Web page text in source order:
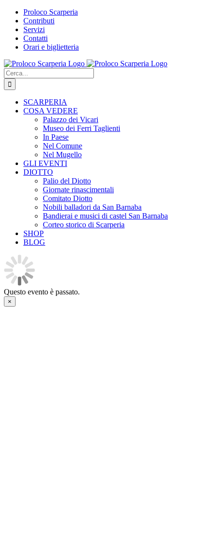
Salta
contenuto
Proloco Scarperia
Contributi
Servizi
Contatti
Orari e biglietteria
Facebook
Instagram
Tripadvisor
WhatsApp
Cerca
per:
SCARPERIA
COSA VEDERE
Palazzo dei Vicari
Museo dei Ferri Taglienti
In Paese
Nel Comune
Nel Mugello
GLI EVENTI
DIOTTO
Palio del Diotto
Giornate rinascimentali
Comitato Diotto
Nobili balladori da San Barnaba
Bandierai e musici di castel San Barnaba
Corteo storico di Scarperia
SHOP
BLOG
Questo evento è passato.
×